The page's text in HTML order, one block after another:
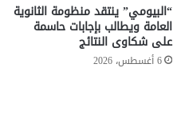
“البيومي” ينتقد منظومة الثانوية
العامة ويطالب بإجابات حاسمة
على شكاوى النتائج
6 أغسطس، 2026